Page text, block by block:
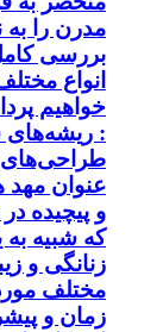
مدرن را به
بررسی
انواع
خواهیم
: ریشه‌های
طراحی‌های
عنوان مهد
و پیچیده
که شبیه
زنانگی و
مختلف
زمان و